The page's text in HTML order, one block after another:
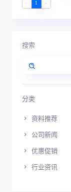
1 »
搜索
分类
资料推荐
公司新闻
优惠促销
行业资讯